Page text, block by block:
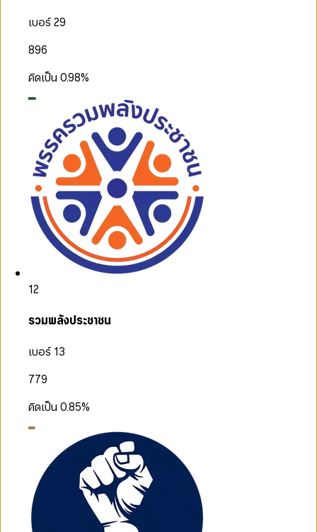
เบอร์ 29
896
คิดเป็น0.98%
12
รวมพลังประชาชน
เบอร์ 13
779
คิดเป็น0.85%